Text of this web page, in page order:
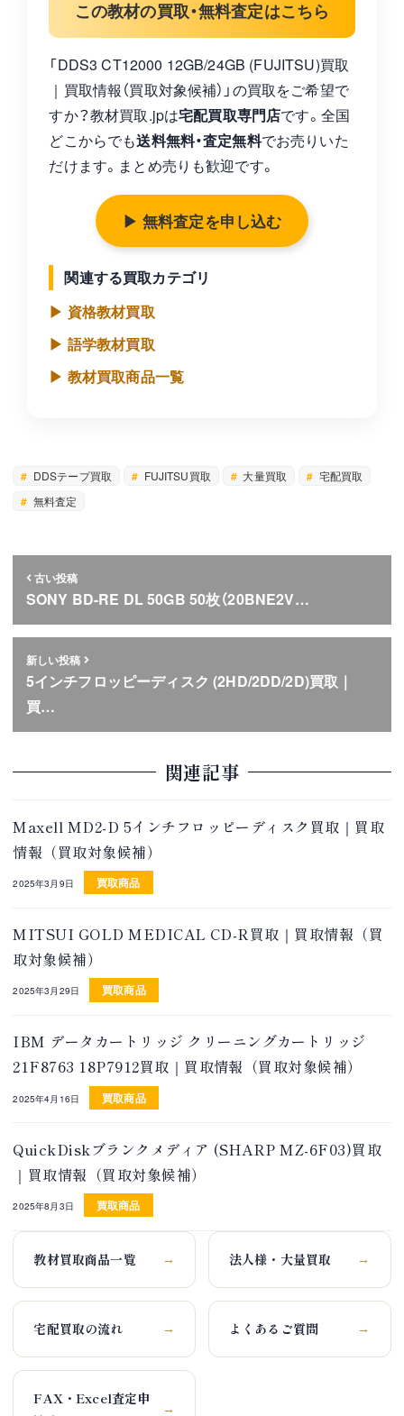
この教材の買取・無料査定はこちら
「DDS3 CT12000 12GB/24GB (FUJITSU)買取
｜買取情報（買取対象候補）」の買取をご希望で
すか？教材買取.jpは宅配買取専門店です。全国
どこからでも送料無料・査定無料でお売りいた
だけます。まとめ売りも歓迎です。
▶ 無料査定を申し込む
関連する買取カテゴリ
▶ 資格教材買取
▶ 語学教材買取
▶ 教材買取商品一覧
DDSテープ買取 FUJITSU買取 大量買取
宅配買取
無料査定
古い投稿
SONY BD-RE DL 50GB 50枚（20BNE2V…
新しい投稿
5インチフロッピーディスク (2HD/2DD/2D)買取｜
買…
関連記事
Maxell MD2-D 5インチフロッピーディスク買取｜買取
情報（買取対象候補）
2025年3月9日 買取商品
MITSUI GOLD MEDICAL CD-R買取｜買取情報（買
取対象候補）
2025年3月29日 買取商品
IBM データカートリッジ クリーニングカートリッジ
21F8763 18P7912買取｜買取情報（買取対象候補）
2025年4月16日 買取商品
QuickDiskブランクメディア (SHARP MZ-6F03)買取
｜買取情報（買取対象候補）
2025年8月3日 買取商品
教材買取商品一覧 → 法人様・大量買取 →
宅配買取の流れ → よくあるご質問 →
FAX・Excel査定申
→